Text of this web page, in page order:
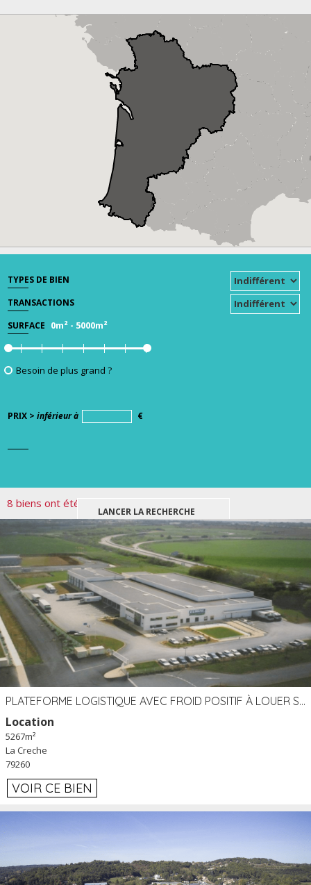
TYPES DE BIEN
TRANSACTIONS
SURFACE 0m² - 5000m²
Besoin de plus grand ?
PRIX > inférieur à €
8 biens ont été trouvés pour votre recherche.
PLATEFORME LOGISTIQUE AVEC FROID POSITIF À LOUER SECTEUR NIORT (79)
Location
5267m²
La Creche
79260
VOIR CE BIEN